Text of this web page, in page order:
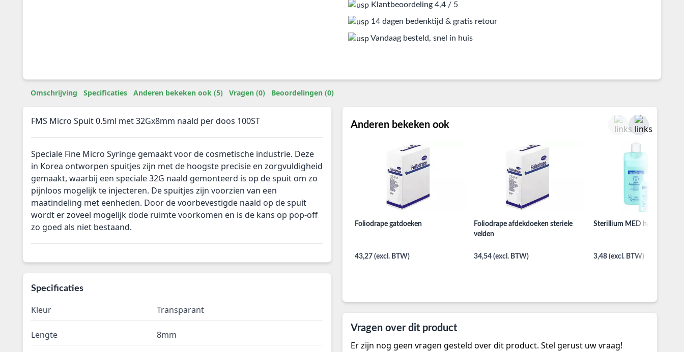
Klantbeoordeling 4,4 / 5
14 dagen bedenktijd & gratis retour
Vandaag besteld, snel in huis
Omschrijving Specificaties Anderen bekeken ook (5) Vragen (0) Beoordelingen (0)
FMS Micro Spuit 0.5ml met 32Gx8mm naald per doos 100ST
Speciale Fine Micro Syringe gemaakt voor de cosmetische industrie. Deze
in Korea ontworpen spuitjes zijn met de hoogste precisie en zorgvuldigheid
gemaakt, waarbij een speciale 32G naald gemonteerd is op de spuit om zo
pijnloos mogelijk te injecteren. De spuitjes zijn voorzien van een
maatindeling met eenheden. Door de voorbevestigde naald op de spuit
wordt er zoveel mogelijk dode ruimte voorkomen en is de kans op pop-off
zo goed als niet bestaand.
Specificaties
Kleur Transparant
Lengte 8mm
Anderen bekeken ook
Foliodrape gatdoeken
43,27 (excl. BTW)
Foliodrape afdekdoeken steriele
velden
34,54 (excl. BTW)
Sterillium MED handalcohol
3,48 (excl. BTW)
Vragen over dit product
Er zijn nog geen vragen gesteld over dit product. Stel gerust uw vraag!